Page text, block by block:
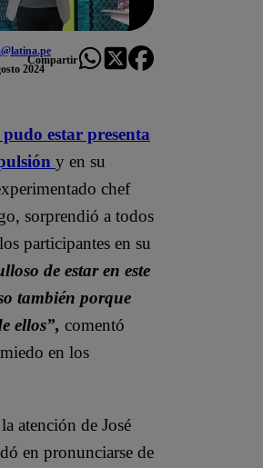
2024
Compartir
estar presenta
y en su
chef
sorprendió a todos
participantes en su
de estar en este
también porque
ellos”, comentó
en los
atención de José
en pronunciarse de